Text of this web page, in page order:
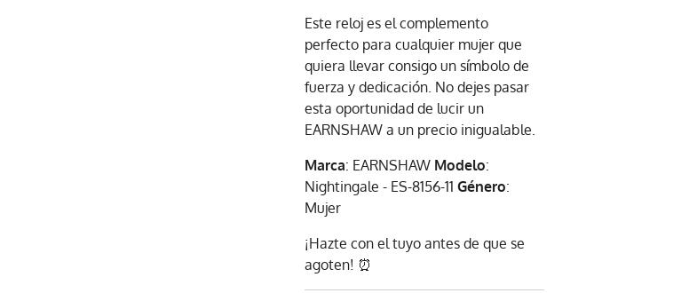
Este reloj es el complemento
perfecto para cualquier mujer que
quiera llevar consigo un símbolo de
fuerza y dedicación. No dejes pasar
esta oportunidad de lucir un
EARNSHAW a un precio inigualable.
Marca: EARNSHAW Modelo:
Nightingale - ES-8156-11Género:
Mujer
¡Hazte con el tuyo antes de que se
agoten! ⏰